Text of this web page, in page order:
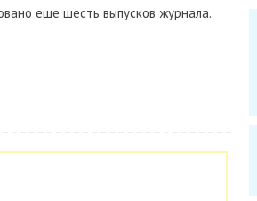
еще шесть выпусков журнала.